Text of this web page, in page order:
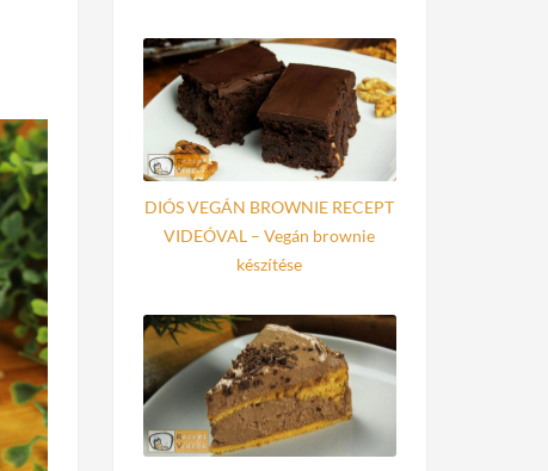
DIÓS VEGÁN BROWNIE RECEPT
VIDEÓVAL – Vegán brownie
készítése